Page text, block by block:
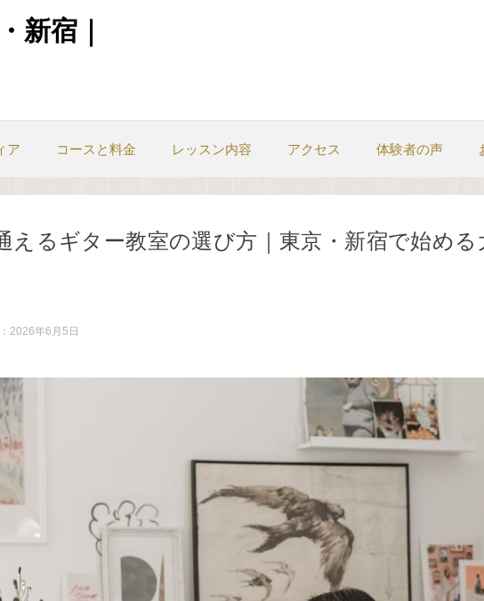
新宿｜
ア コースと料金 レッスン内容 アクセス 体験者の声
えるギター教室の選び方｜東京・新宿で始める
2026年6月5日